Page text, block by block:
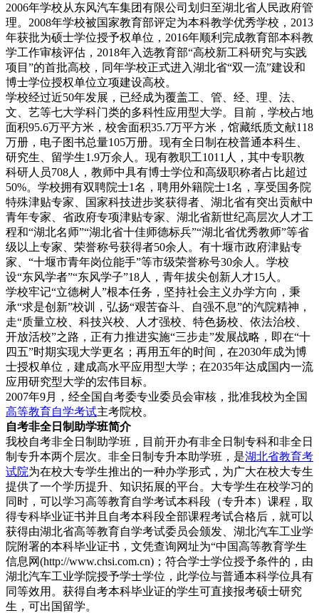
2006年学校从东风汽车集团有限公司划归至湖北省人民政府管
理。2008年学校被国家教育部评定为本科教学优秀学校，2013
年获批为硕士学位授予权单位，2016年顺利完成教育部本科教
学工作审核评估，2018年入选教育部“高校新工科研究与实践
项目”的首批高校，同年学校正式进入湖北省“双一流”建设和
博士学位授权单位立项建设高校。
学校经过近50年发展，已经成为覆盖工、管、经、理、法、
文、艺等七大学科门类的多科性应用型大学。目前，学校占地
面积95.6万平方米，校舍面积35.7万平方米，馆藏纸质文献118
万册，电子图书总量105万册。现有全日制在校普通本科生、
研究生、留学生1.9万余人。现有教职工1011人，其中专职教
科研人员708人，教师中具有博士学位和高级职称者占比超过
50%。学校拥有双聘院士1名，聘用外籍院士1名，享受国务院
特殊津贴专家、国家科技进步奖获得者、湖北省有突出贡献中
青年专家、省政府专项津贴专家、湖北省新世纪高层次人才工
程和“湖北名师”“湖北省十佳师德标兵”“湖北省优秀教师”等省
级以上专家、荣誉称号获得者50余人。有十堰市政府津贴专
家、“十堰市青年岗位能手”等市级荣誉称号30余人。学校
设“东风学者”“东风学子”18人，青年拔尖创新人才15人。
学校牢记“立德树人”根本任务，坚持社会主义办学方向，秉
承“求是创新”校训，弘扬“艰苦奋斗、自强不息”的汽院精神，
走“质量立校、科技兴校、人才强校、特色扬校、依法治校、
开放活校”之路，正有力推进实施“三步走”发展战略，即在“十
四五”时期实现大学更名；再用五年的时间，在2030年成为博
士授权单位，建成高水平应用型大学；在2035年达成国内一流
应用研究型大学的宏伟目标。
2007年9月，经全国自考委专业委员会审核，批准我校为全国
高等教育自学考试主考院校。
自考非全日 制助学班简介
我校自考非全日制助学班，目前开办有非全日制专科和非全日
制专升本两个层次。非全日制专升本助学班，是湖北省教育考
试院为在校大专学生推出的一种办学形式，为广大在校大专生
提供了一个学历提升、知识拓展的平台。大专学生在校学习的
同时，可以学习高等教育自学考试本科段（专升本）课程，取
得专科毕业证书并且自考本科段全部课程考试合格后，就可以
获得由湖北省高等教育自学考试委员会颁发、湖北汽车工业学
院附署的本科毕业证书，文凭查询网址为“中国高等教育学生
信息网(http://www.chsi.com.cn)；符合学士学位授予条件的，由
湖北汽车工业学院授予学士学位，此学位与普通本科学位具有
同等效用。获得自考本科毕业证的学生可直接报考硕士研究
生，可出国留学。